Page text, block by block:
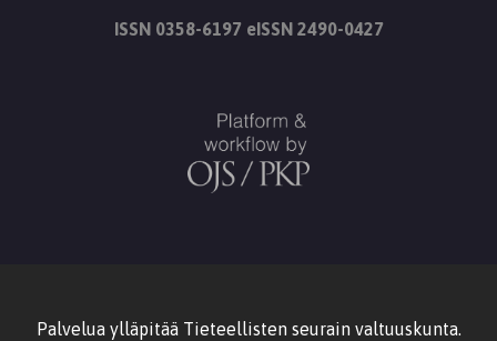
ISSN 0358-6197 eISSN 2490-0427
Palvelua ylläpitää Tieteellisten seurain valtuuskunta.